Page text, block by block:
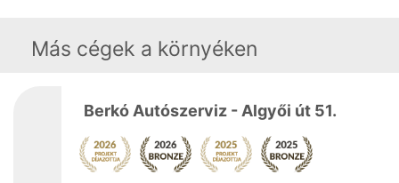
Más cégek a környéken
Berkó Autószerviz - Algyői út 51.